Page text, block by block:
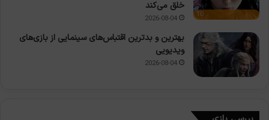
10
خلق می‌کند
2026-08-04
بهترین و بدترین اقتباس‌های سینمایی از بازی‌های
ویدیویی
2026-08-04